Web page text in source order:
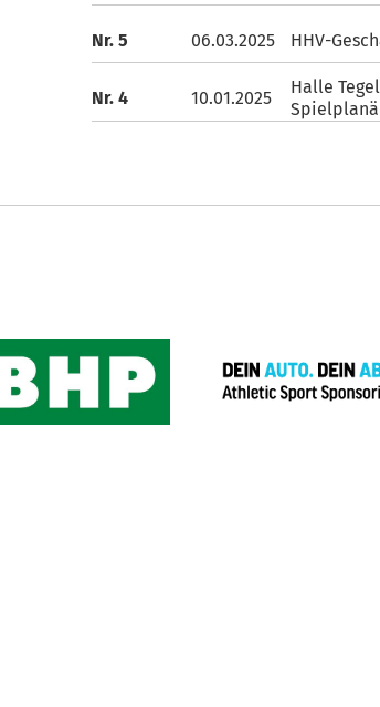
Nr. 5 06.03.2025 HHV-
Nr. 4 10.01.2025
Halle